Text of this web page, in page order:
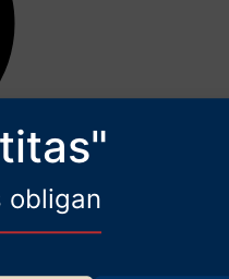
obligan